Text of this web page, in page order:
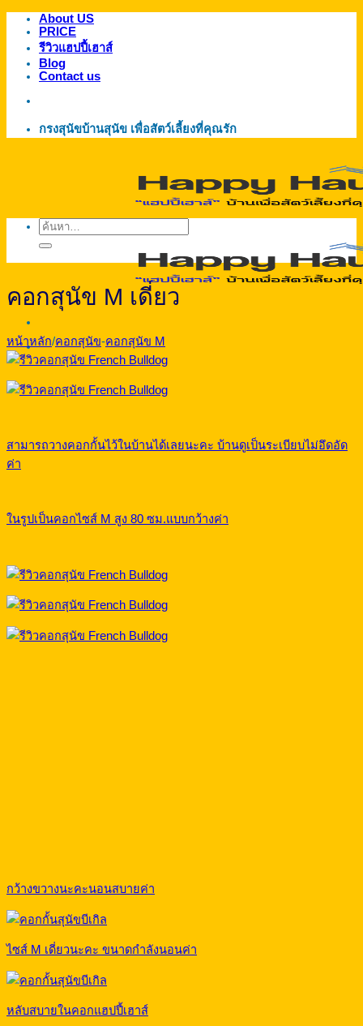
ข้าม
เนื้อหา
About US
PRICE
รีวิวแฮปปี้เฮาส์
Blog
Contact us
กรงสุนัขบ้านสุนัข เพื่อสัตว์เลี้ยงที่คุณรัก
ค้นหา:
คอกสุนัข M เดี่ยว
หน้าหลัก/คอกสุนัข-คอกสุนัข M
สามารถวางคอกกั้นไว้ในบ้านได้เลยนะคะ บ้านดูเป็นระเบียบไม่อึดอัด
ค่า
ในรูปเป็นคอกไซส์ M สูง 80 ซม.แบบกว้างค่า
กว้างขวางนะคะนอนสบายค่า
ไซส์ M เดี่ยวนะคะ ขนาดกำลังนอนค่า
หลับสบายในคอกแฮปปี้เฮาส์